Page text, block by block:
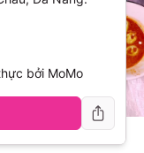
bởi MoMo